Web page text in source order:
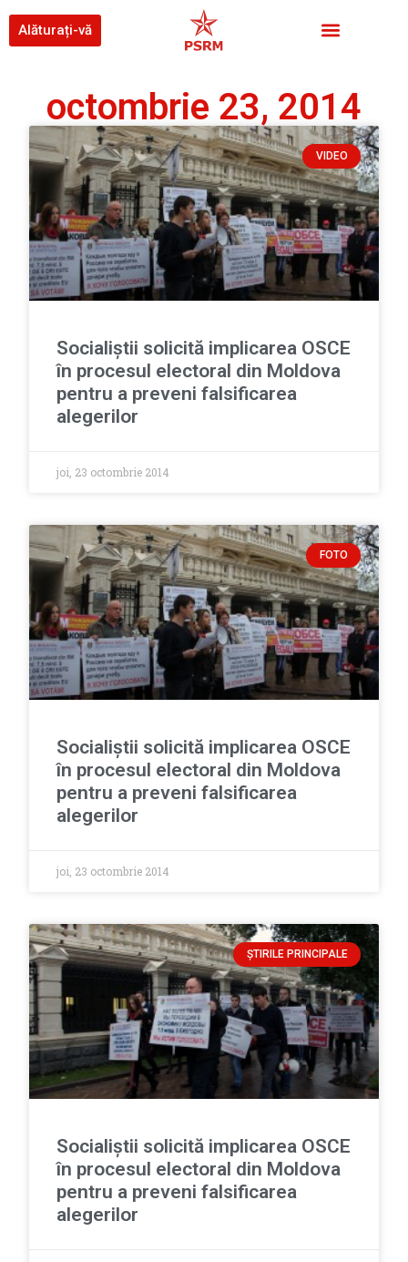
Alăturați-vă
octombrie 23, 2014
VIDEO
Socialiştii solicită implicarea OSCE
în procesul electoral din Moldova
pentru a preveni falsificarea
alegerilor
joi, 23 octombrie 2014
FOTO
Socialiştii solicită implicarea OSCE
în procesul electoral din Moldova
pentru a preveni falsificarea
alegerilor
joi, 23 octombrie 2014
ȘTIRILE PRINCIPALE
Socialiştii solicită implicarea OSCE
în procesul electoral din Moldova
pentru a preveni falsificarea
alegerilor